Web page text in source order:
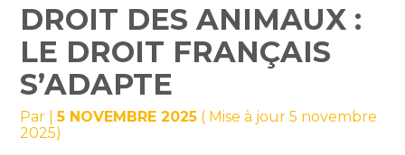
DROIT DES ANIMAUX :
LE DROIT FRANÇAIS
S’ADAPTE
Par |5 NOVEMBRE 2025 ( Mise à jour 5 novembre
2025)